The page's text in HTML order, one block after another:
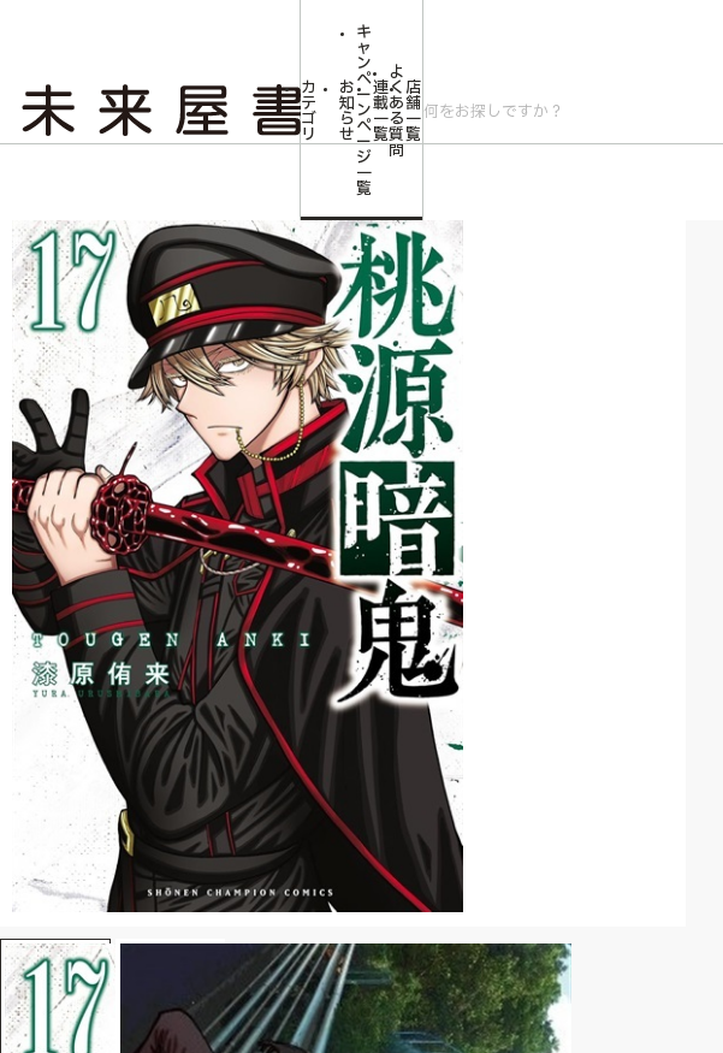
カ
テ
ゴ
リ
お
知
ら
せ
キ
ャ
ン
ペ
ー
ン
ペ
ー
ジ
一
覧
連
載
一
覧
よ
く
あ
る
質
問
店
舗
一
覧
【未来屋書店限定イラストカード付】桃源暗鬼17